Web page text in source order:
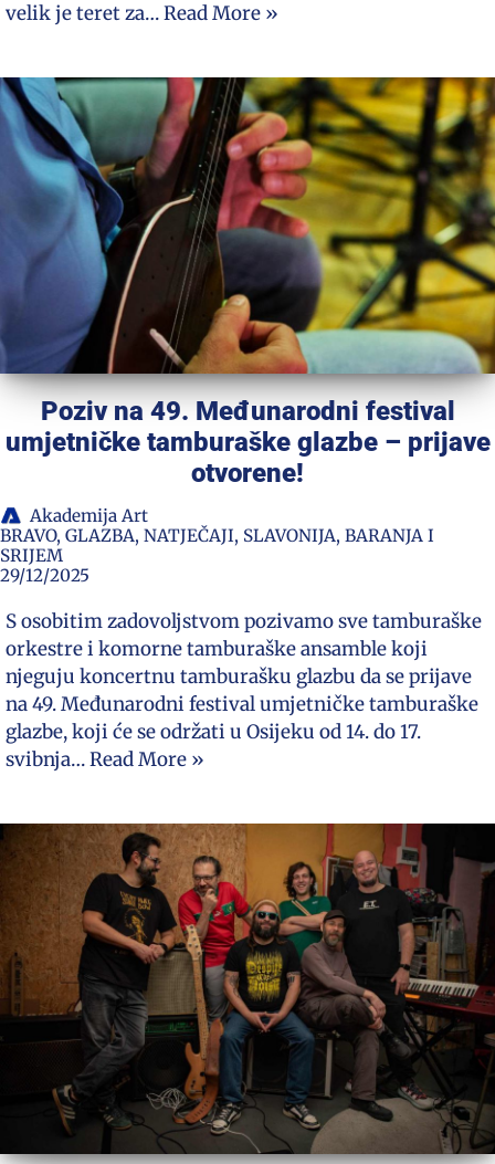
velik je teret za…Read More »
Poziv na 49. Međunarodni festival
umjetničke tamburaške glazbe – prijave
otvorene!
Akademija Art
BRAVO, GLAZBA, NATJEČAJI, SLAVONIJA, BARANJA I
SRIJEM
29/12/2025
S osobitim zadovoljstvom pozivamo sve tamburaške
orkestre i komorne tamburaške ansamble koji
njeguju koncertnu tamburašku glazbu da se prijave
na 49. Međunarodni festival umjetničke tamburaške
glazbe, koji će se održati u Osijeku od 14. do 17.
svibnja…Read More »